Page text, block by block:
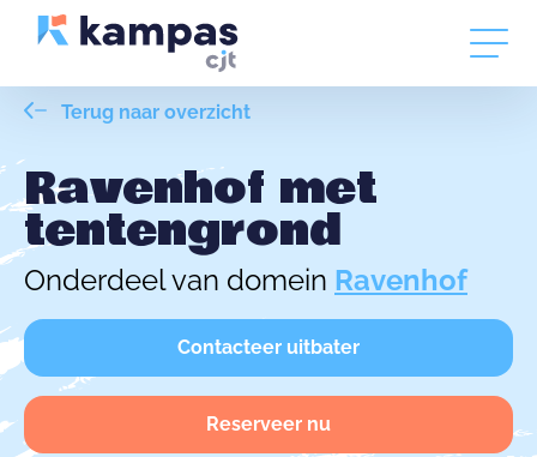
Terug naar overzicht
Ravenhof met
tentengrond
Onderdeel van domein Ravenhof
Contacteer uitbater
Reserveer nu